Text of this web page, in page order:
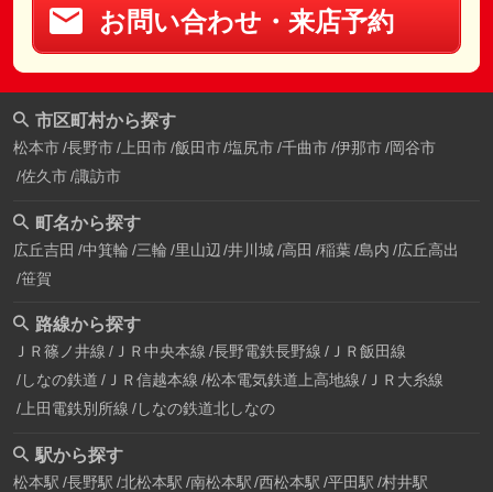
お問い合わせ・来店予約
市区町村から探す
松本市 長野市 上田市 飯田市 塩尻市 千曲市 伊那市 岡谷市
佐久市 諏訪市
町名から探す
広丘吉田 中箕輪 三輪 里山辺 井川城 高田 稲葉 島内 広丘高出
笹賀
路線から探す
ＪＲ篠ノ井線 ＪＲ中央本線 長野電鉄長野線 ＪＲ飯田線
しなの鉄道 ＪＲ信越本線 松本電気鉄道上高地線
ＪＲ大糸線
上田電鉄別所線 しなの鉄道北しなの
駅から探す
松本駅 長野駅 北松本駅 南松本駅 西松本駅 平田駅 村井駅